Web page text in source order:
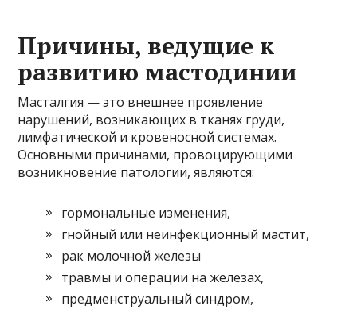
Причины, ведущие к
развитию мастодинии
Масталгия — это внешнее проявление
нарушений, возникающих в тканях груди,
лимфатической и кровеносной системах.
Основными причинами, провоцирующими
возникновение патологии, являются:
гормональные изменения,
гнойный или неинфекционный мастит,
рак молочной железы
травмы и операции на железах,
предменструальный синдром,